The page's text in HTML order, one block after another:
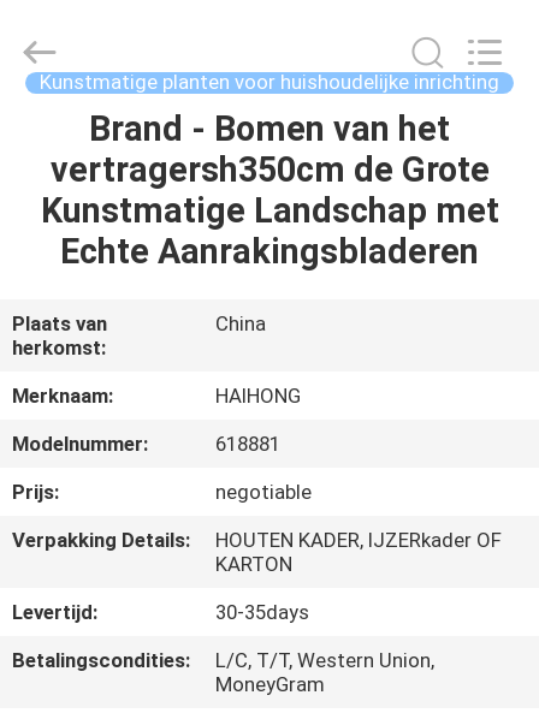
THUIS
PRODUCTEN
OVER
ONS
FABRIEKSTOCHT
KWALITEITSCONTROLE
NEEM
CONTACT
Rights
Reserved.
Developed
Kunstmatige planten voor huishoudelijke inrichting
Brand - Bomen van het
vertragersh350cm de Grote
Kunstmatige Landschap met
Echte Aanrakingsbladeren
Plaats van
herkomst:
China
Merknaam:
HAIHONG
Modelnummer:
618881
Prijs:
negotiable
Verpakking Details:
HOUTEN KADER, IJZERkader OF
KARTON
Levertijd:
30-35days
Betalingscondities:
L/C, T/T, Western Union,
MoneyGram